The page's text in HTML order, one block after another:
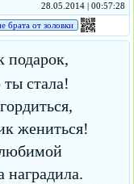
28.05.2014 | 00:57:28
брата от золовки
подарок,
стала!
жениться!